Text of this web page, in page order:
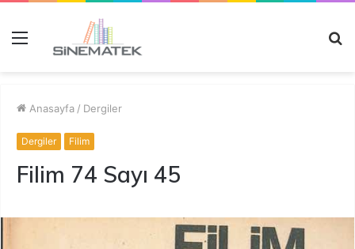
Menü
Anasayfa / Dergiler
Dergiler Filim
Filim 74 Sayı 45